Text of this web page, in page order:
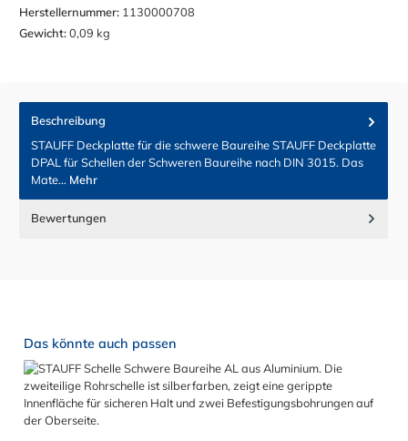
Herstellernummer: 1130000708
Gewicht:0,09 kg
Beschreibung
STAUFF Deckplatte für die schwere Baureihe STAUFF Deckplatte
DPAL für Schellen der Schweren Baureihe nach DIN 3015. Das
Mate… Mehr
Bewertungen
Produktgalerie überspringen
Das könnte auch passen